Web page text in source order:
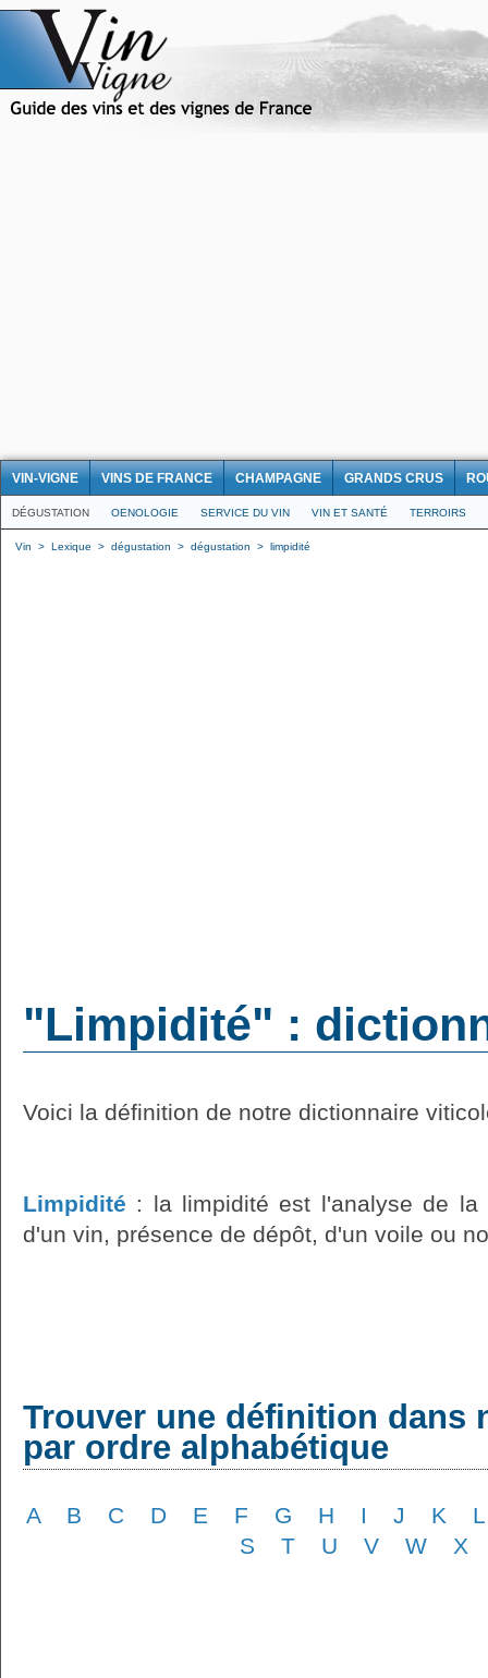
VIN-VIGNE VINS DE FRANCE CHAMPAGNE GRANDS CRUS
DÉGUSTATION OENOLOGIE SERVICE DU VIN VIN ET SANTÉ TERROIRS
Vin > Lexique > dégustation > dégustation > limpidité
"Limpidité" :
Voici la définition de notre dictionnaire
Limpidité : la limpidité est l'analyse de
d'un vin, présence de dépôt, d'un voile ou
Trouver une définition dans
par ordre alphabétique
A B C D E F G H I J K
L
S
T U V W X